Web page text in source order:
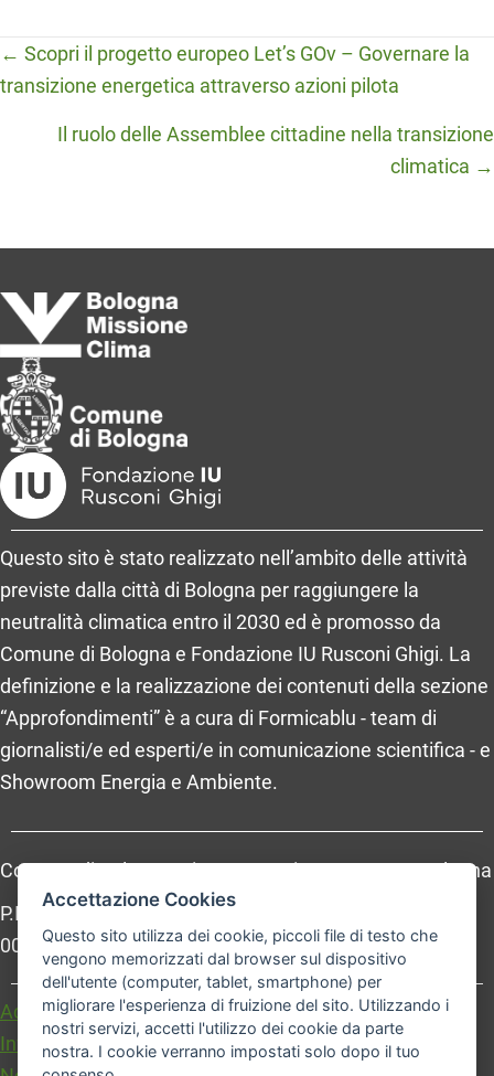
Posts
navigation
← Scopri il progetto europeo Let’s GOv – Governare la
transizione energetica attraverso azioni pilota
Il ruolo delle Assemblee cittadine nella transizione
climatica →
Questo sito è stato realizzato nell’ambito delle attività
previste dalla città di Bologna per raggiungere la
neutralità climatica entro il 2030 ed è promosso da
Comune di Bologna e Fondazione IU Rusconi Ghigi. La
definizione e la realizzazione dei contenuti della sezione
“Approfondimenti” è a cura di Formicablu - team di
giornalisti/e ed esperti/e in comunicazione scientifica - e
Showroom Energia e Ambiente.
Comune di Bologna, Piazza Maggiore, 6 - 40124 Bologna
P.Iva: 01232710374 - Cod. IBAN: IT 88 R 02008 02435
000020067156
Accessibilità
Carta dei valori
Informativa sul trattamento dei dati personali
Accettazione Cookies
Questo sito utilizza dei cookie, piccoli file di testo che
vengono memorizzati dal browser sul dispositivo
dell'utente (computer, tablet, smartphone) per
migliorare l'esperienza di fruizione del sito. Utilizzando i
nostri servizi, accetti l'utilizzo dei cookie da parte
nostra. I cookie verranno impostati solo dopo il tuo